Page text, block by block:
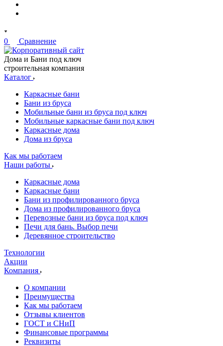
0 Сравнение
Дома и Бани под ключ
строительная компания
Каталог
Каркасные бани
Бани из бруса
Мобильные бани из бруса под ключ
Мобильные каркасные бани под ключ
Каркасные дома
Дома из бруса
Как мы работаем
Наши работы
Каркасные дома
Каркасные бани
Бани из профилированного бруса
Дома из профилированного бруса
Перевозные бани из бруса под ключ
Печи для бань. Выбор печи
Деревянное строительство
Технологии
Акции
Компания
О компании
Преимущества
Как мы работаем
Отзывы клиентов
ГОСТ и СНиП
Финансовые программы
Реквизиты